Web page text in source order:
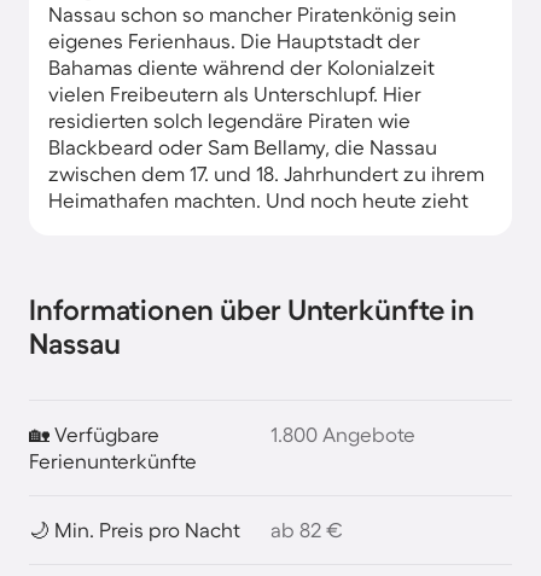
Nassau schon so mancher Piratenkönig sein
eigenes Ferienhaus. Die Hauptstadt der
Bahamas diente während der Kolonialzeit
vielen Freibeutern als Unterschlupf. Hier
residierten solch legendäre Piraten wie
Blackbeard oder Sam Bellamy, die Nassau
zwischen dem 17. und 18. Jahrhundert zu ihrem
Heimathafen machten. Und noch heute zieht
in Nassau auch für leidenschaftliche Strand-
und Natururlauber. Immerhin liegt die Stadt
mitten in der Karibik. Ausgiebige Sonnenbäder
Festivals und Events, die Nassaus
Urlaubsangebot um ein paar einzigartige
Informationen über Unterkünfte in
Nassau
🏡 Verfügbare
Ferienunterkünfte
1.800 Angebote
🌙 Min. Preis pro Nacht ab 82 €